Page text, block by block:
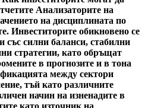
Анализаторите на
на дисциплината по
Инвеститорите обикновено се
със силни баланси, стабилни
стратегии, като обръщат
в прогнозите и в тона
между сектори
тъй като различните
начин на изненадите в
като източник на